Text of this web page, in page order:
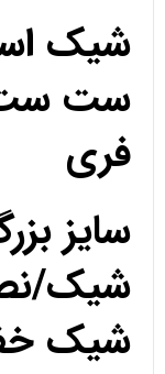
شیک
ست ست
فری
سایز
شیک/
شیک